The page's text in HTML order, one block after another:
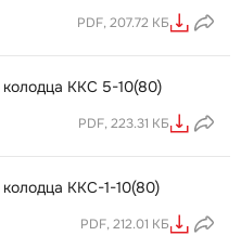
PDF, 207.72 КБ
колодца ККС 5-10(80)
PDF, 223.31 КБ
ККС-1-10(80)
PDF, 212.01 КБ